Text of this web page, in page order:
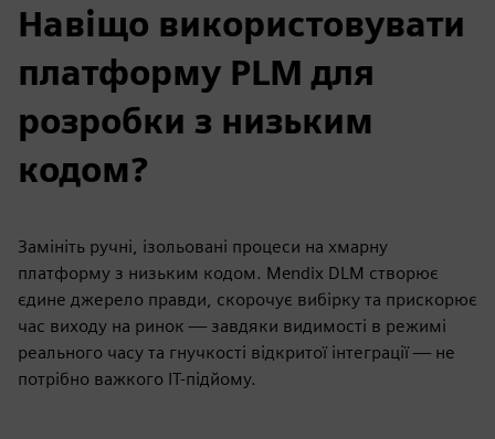
Навіщо використовувати
платформу PLM для
розробки з низьким
кодом?
Замініть ручні, ізольовані процеси на хмарну
платформу з низьким кодом. Mendix DLM створює
єдине джерело правди, скорочує вибірку та прискорює
час виходу на ринок — завдяки видимості в режимі
реального часу та гнучкості відкритої інтеграції — не
потрібно важкого ІТ-підйому.